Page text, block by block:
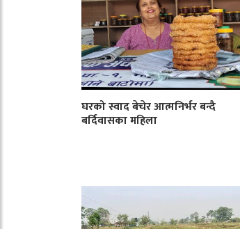
घरको स्वाद बेचेर आत्मनिर्भर बन्दै
बर्दिवासका महिला